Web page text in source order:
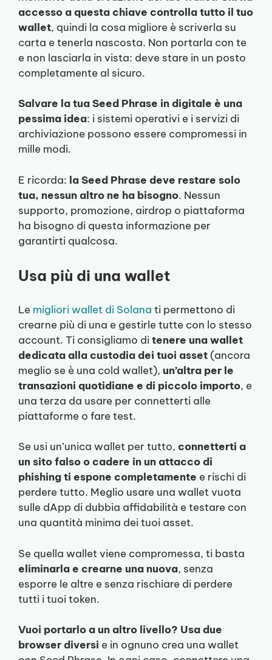
accesso a questa chiave controlla tutto il tuo
wallet, quindi la cosa migliore è scriverla su
carta e tenerla nascosta. Non portarla con te
e non lasciarla in vista: deve stare in un posto
completamente al sicuro.
Salvare la tua Seed Phrase in digitale è una
pessima idea: i sistemi operativi e i servizi di
archiviazione possono essere compromessi in
mille modi.
E ricorda: la Seed Phrase deve restare solo
tua, nessun altro ne ha bisogno. Nessun
supporto, promozione, airdrop o piattaforma
ha bisogno di questa informazione per
garantirti qualcosa.
Usa più di una wallet
Le migliori wallet di Solana ti permettono di
crearne più di una e gestirle tutte con lo stesso
account. Ti consigliamo ditenere una wallet
dedicata alla custodia dei tuoi asset (ancora
meglio se è una cold wallet), un’altra per le
transazioni quotidiane e di piccolo importo, e
una terza da usare per connetterti alle
piattaforme o fare test.
Se usi un’unica wallet per tutto, connetterti a
un sito falso o cadere in un attacco di
phishing ti espone completamente e rischi di
perdere tutto. Meglio usare una wallet vuota
sulle dApp di dubbia affidabilità e testare con
una quantità minima dei tuoi asset.
Se quella wallet viene compromessa, ti basta
eliminarla e crearne una nuova, senza
esporre le altre e senza rischiare di perdere
tutti i tuoi token.
Vuoi portarlo a un altro livello? Usa due
browser diversi e in ognuno crea una wallet